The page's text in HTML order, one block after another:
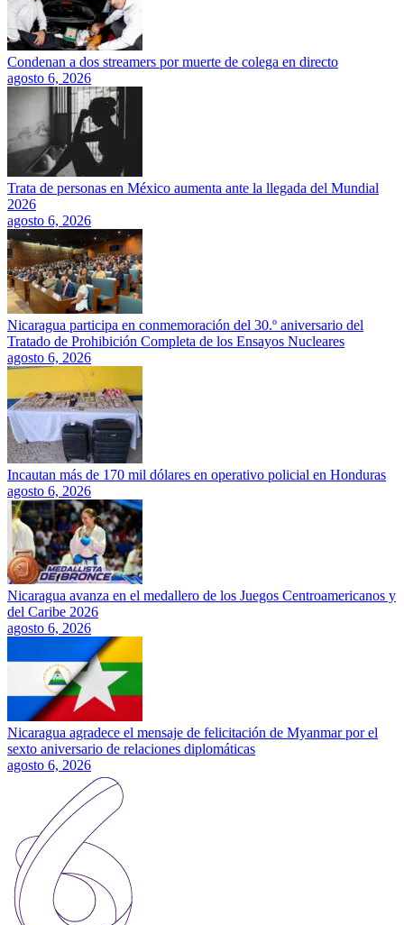
Condenan a dos streamers por muerte de colega en directo
agosto 6, 2026
Trata de personas en México aumenta ante la llegada del Mundial
2026
agosto 6, 2026
Nicaragua participa en conmemoración del 30.º aniversario del
Tratado de Prohibición Completa de los Ensayos Nucleares
agosto 6, 2026
Incautan más de 170 mil dólares en operativo policial en Honduras
agosto 6, 2026
Nicaragua avanza en el medallero de los Juegos Centroamericanos y
del Caribe 2026
agosto 6, 2026
Nicaragua agradece el mensaje de felicitación de Myanmar por el
sexto aniversario de relaciones diplomáticas
agosto 6, 2026